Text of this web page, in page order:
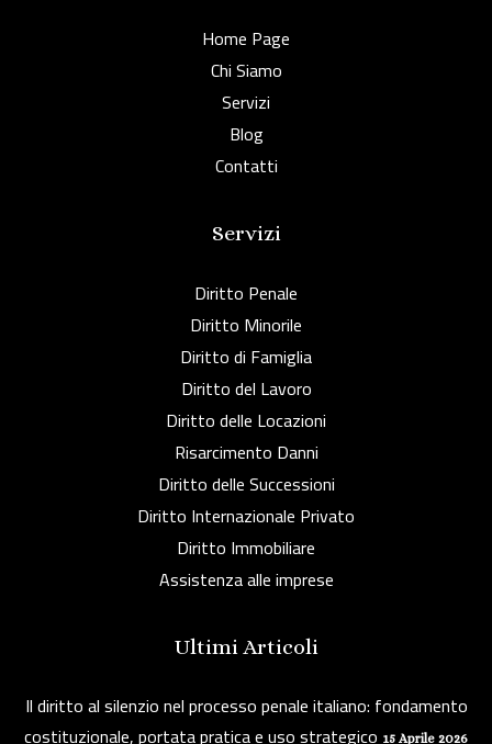
Home Page
Chi Siamo
Servizi
Blog
Contatti
Servizi
Diritto Penale
Diritto Minorile
Diritto di Famiglia
Diritto del Lavoro
Diritto delle Locazioni
Risarcimento Danni
Diritto delle Successioni
Diritto Internazionale Privato
Diritto Immobiliare
Assistenza alle imprese
Ultimi Articoli
Il diritto al silenzio nel processo penale italiano: fondamento
costituzionale, portata pratica e uso strategico 15 Aprile 2026